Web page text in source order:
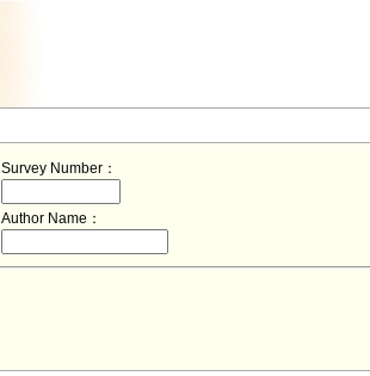
Survey Number：
Author Name：